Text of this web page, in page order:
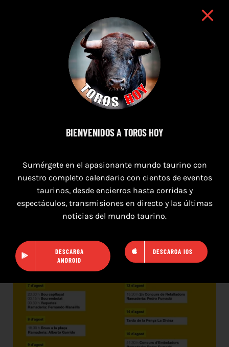
7 de agosto de 2026
TORO CASINOS 7,8 Y 9 DE AGOSTO 2026
BIENVENIDOS A TOROS HOY
Sumérgete en el apasionante mundo taurino con
nuestro completo calendario con cientos de eventos
taurinos, desde encierros hasta corridas y
espectáculos, transmisiones en directo y las últimas
noticias del mundo taurino.
DESCARGA
ANDROID
DESCARGA IOS